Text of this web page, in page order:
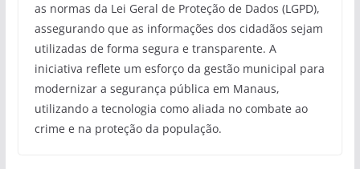
as normas da Lei Geral de Proteção de Dados (LGPD),
assegurando que as informações dos cidadãos sejam
utilizadas de forma segura e transparente. A
iniciativa reflete um esforço da gestão municipal para
modernizar a segurança pública em Manaus,
utilizando a tecnologia como aliada no combate ao
crime e na proteção da população.